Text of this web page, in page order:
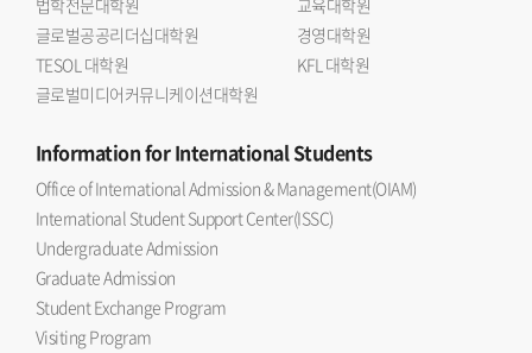
법학전문대학원
교육대학원
글로벌공공리더십대학원
경영대학원
TESOL 대학원
KFL 대학원
글로벌미디어커뮤니케이션대학원
Informationfor International Students
Office of International Admission & Management(OIAM)
International Student Support Center(ISSC)
Undergraduate Admission
Graduate Admission
Student Exchange Program
Visiting Program